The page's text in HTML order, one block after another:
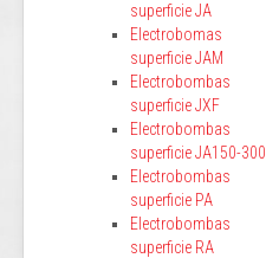
superficie JA
Electrobomas
superficie JAM
Electrobombas
superficie JXF
Electrobombas
superficie JA150-300
Electrobombas
superficie PA
Electrobombas
superficie RA